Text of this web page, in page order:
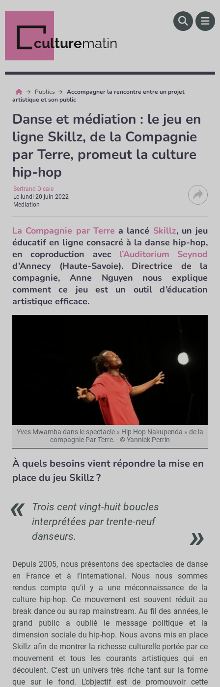
culturematin
Publics
Accompagner la rencontre entre un projet
artistique et son public
Danse et médiation : le jeu en
ligne Skillz, de la Compagnie
par Terre, promeut la culture
hip-hop
Bertrand Dicale
Le lundi 20 juin 2022
Médiation
La Compagnie par Terre a lancé Skillz, un jeu
éducatif en ligne consacré à la danse hip-hop,
en coproduction avec l’Auditorium Seynod
d’Annecy (Haute-Savoie). Directrice de la
compagnie, Anne Nguyen nous explique
comment ce jeu est un outil d’éducation
artistique efficace.
Yves Mwamba dans le spectacle « Hip Hop Nakupenda » de la
compagnie Par Terre. - © Yannick Perrin
À quels besoins vient répondre la mise en
place du jeu Skillz ?
Trois cent vingt-huit boucles
interprétées par trente-neuf
danseurs.
Depuis 2005, nous présentons des spectacles de danse
en France et à l’international. Nous nous sommes
rendus compte qu’il y a une méconnaissance de la
culture hip-hop. Ce mouvement est souvent réduit au
break dance ou au rap mainstream. Au fil des années, le
grand public a oublié le message politique et la
dimension sociale du hip-hop. Nous avons mis en place
Skillz afin de montrer la richesse culturelle portée par ce
mouvement et tous les courants artistiques qui en
découlent. C’est un univers très riche tant sur la forme
que sur le fond. L’objectif est de promouvoir cette